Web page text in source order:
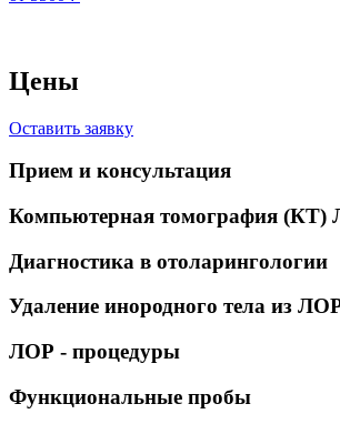
Цены
Оставить заявку
Прием и консультация
Компьютерная томография (КТ)
Диагностика в отоларингологии
Удаление инородного тела из
ЛОР - процедуры
Функциональные пробы